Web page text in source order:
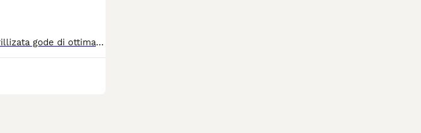
siamese di 1 anno circa di nome lilly già sterillizata gode di ottima salute regalo solo ad amanti di animali